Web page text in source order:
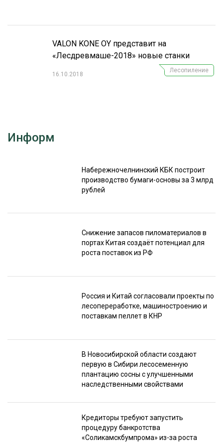
VALON KONE OY представит на
«Лесдревмаше-2018» новые станки
16.10.2018
Лесопиление
Информ
Набережночелнинский КБК построит
производство бумаги-основы за 3 млрд
рублей
Снижение запасов пиломатериалов в
портах Китая создаёт потенциал для
роста поставок из РФ
Россия и Китай согласовали проекты по
лесопереработке, машиностроению и
поставкам пеллет в КНР
В Новосибирской области создают
первую в Сибири лесосеменную
плантацию сосны с улучшенными
наследственными свойствами
Кредиторы требуют запустить
процедуру банкротства
«Соликамскбумпрома» из-за роста